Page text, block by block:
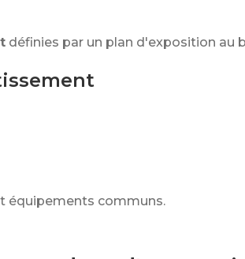
définies par un plan d'exposition au
équipements communs.